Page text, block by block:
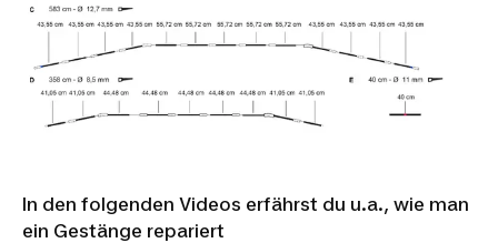
In den folgenden Videos erfährst du u.a., wie man
ein Gestänge repariert